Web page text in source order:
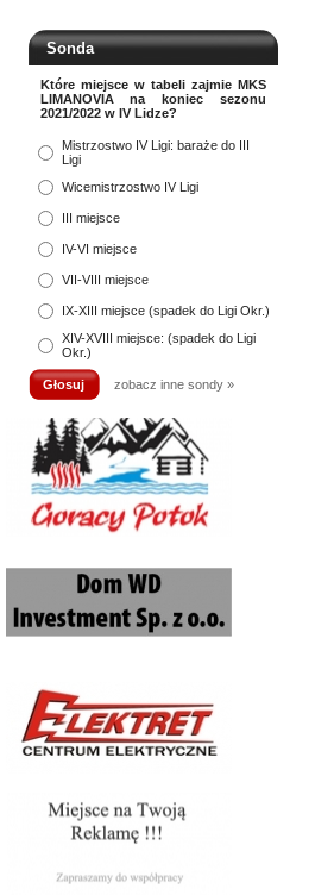
Sonda
Które miejsce w tabeli zajmie MKS
LIMANOVIA na koniec sezonu
2021/2022 w IV Lidze?
Mistrzostwo IV Ligi: baraże do III
Ligi
Wicemistrzostwo IV Ligi
III miejsce
IV-VI miejsce
VII-VIII miejsce
IX-XIII miejsce (spadek do Ligi Okr.)
XIV-XVIII miejsce: (spadek do Ligi
Okr.)
zobacz inne sondy »